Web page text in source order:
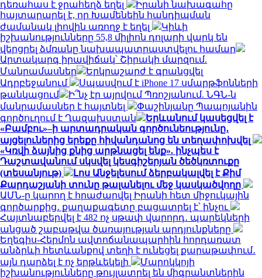
դեռահաս է ջրահեղձ եղել
Իրանի նախագահը
հայտարարել է, որ Խամենեին հանդիպման
ժամանակ լիովին առողջ է եղել
Կիևի
իշխանությունները 55,8 միլիոն դոլարի վարկ են
վերցրել ձմռանը նախապատրաստվելու համար
Արտակարգ իրավիճակ՝ Շիրակի մարզում.
Մանրամասներ
Երկրաշարժ է գրանցվել
Ադրբեջանում
Սպասվում է iPhone 17 սմարթֆոնների
թանկացում
Ի՞նչ էր այրվում Պռոշյանում. ՆԳՆ-ն
մանրամասներ է հայտնել
Փաշինյանը Պապոյանին
գործուղում է Ղազախստան
Երևանում կասեցվել է
«Բամբու»–ի արտադրական գործունեությունը․
այցելուներից երեքը հիվանդանոց են տեղափոխվել
«Կռվի ձայնից քնից արթնացել ենք». ինչպես է
Դաշտավանում սկսվել կեսգիշերյան ծեծկռտուքը
(տեսանյութ)
Լոս Անջելեսում ձերբակալվել է Քիմ
Քարդաշյանի տունը թալանելու մեջ կասկածվողը
ԱՄՆ-ը կարող է հրաժարվել Իրանի հետ միջուկային
գործարքից․ քաղաքագետը բացատրել է՝ ինչու
Հայտնաբերվել է 482 ոչ սթափ վարորդ․ պարեկների
անցած շաբաթվա ծառայության արդյունքները
Եղեգիս-Հերմոն ավտոճանապարհին հորդառատ
անձրևի հետևանքով տեղի է ունեցել քարաթափում․
այն դարձել է ոչ երթևեկելի
Մարոկկոյի
իշխանությունները թույլատրել են միգրանտներին